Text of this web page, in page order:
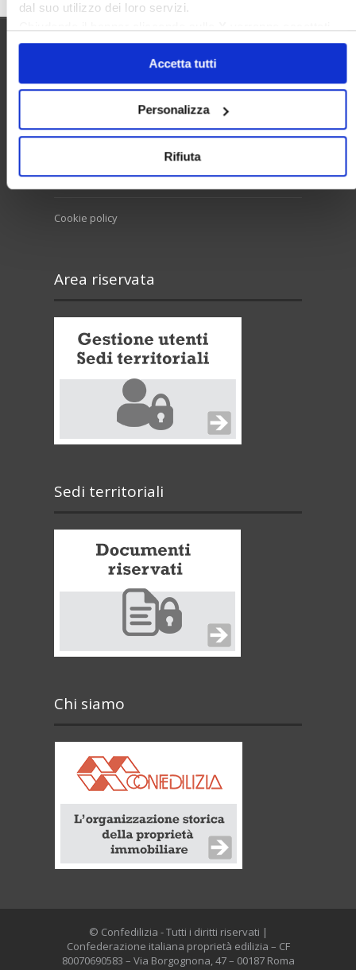
dal suo utilizzo dei loro servizi.
solo i cookie necessari.
Accetta tutti
Personalizza
Rifiuta
Cookie policy
Area riservata
Sedi territoriali
Chi siamo
© Confedilizia - Tutti i diritti riservati |
Confederazione italiana proprietà edilizia – CF
80070690583 – Via Borgognona, 47 – 00187 Roma